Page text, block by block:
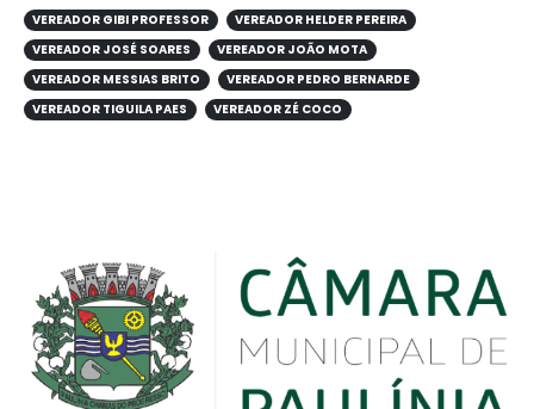
VEREADOR GIBI PROFESSOR
VEREADOR HELDER PEREIRA
VEREADOR JOSÉ SOARES
VEREADOR JOÃO MOTA
VEREADOR MESSIAS BRITO
VEREADOR PEDRO BERNARDE
VEREADOR TIGUILA PAES
VEREADOR ZÉ COCO